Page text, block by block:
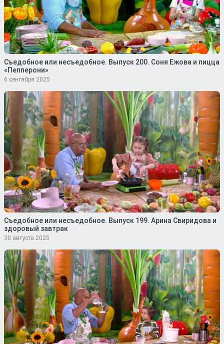
Съедобное или несъедобное. Выпуск 200. Соня Ежова и пицца
«Пепперони»
6 сентября 2025
Съедобное или несъедобное. Выпуск 199. Арина Свиридова и
здоровый завтрак
30 августа 2025